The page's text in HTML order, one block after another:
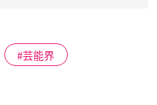
芸能界